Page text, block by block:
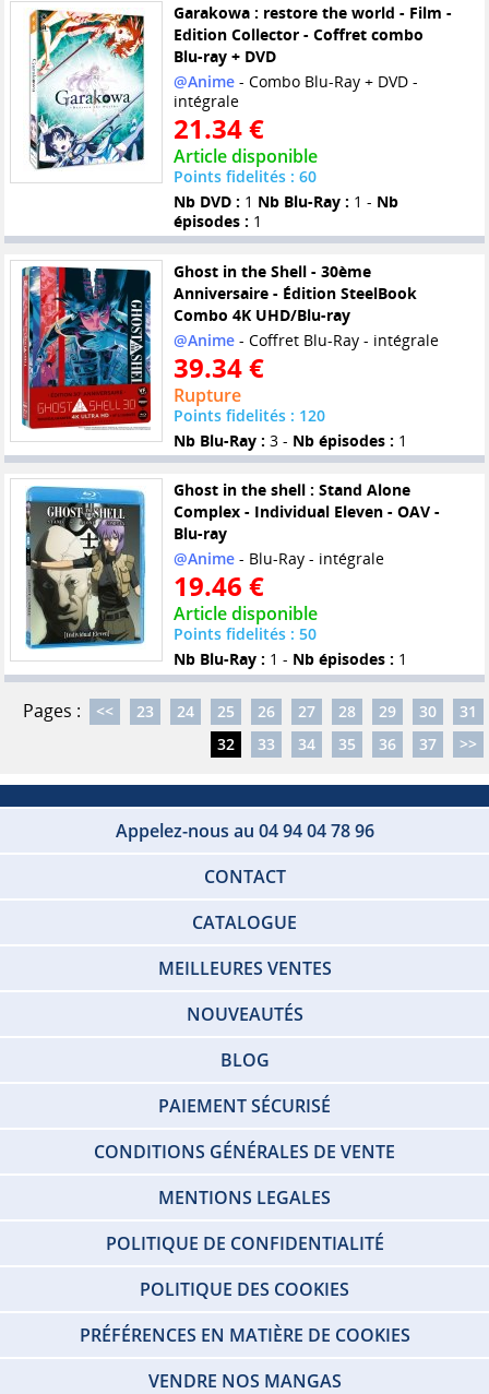
Garakowa : restore the world - Film -
Edition Collector - Coffret combo
Blu-ray + DVD
@Anime- Combo Blu-Ray + DVD -
intégrale
21.34 €
Article disponible
Points fidelités : 60
Nb DVD : 1 Nb Blu-Ray : 1 - Nb
épisodes : 1
Ghost in the Shell - 30ème
Anniversaire - Édition SteelBook
Combo 4K UHD/Blu-ray
@Anime- Coffret Blu-Ray - intégrale
39.34 €
Rupture
Points fidelités : 120
Nb Blu-Ray : 3 - Nb épisodes : 1
Ghost in the shell : Stand Alone
Complex - Individual Eleven - OAV -
Blu-ray
@Anime- Blu-Ray - intégrale
19.46 €
Article disponible
Points fidelités : 50
Nb Blu-Ray : 1 - Nb épisodes : 1
Pages : << 23 24 25 26 27 28 29 30
31
32
33 34 35 36 37 >>
Appelez-nous au 04 94 04 78 96
CONTACT
CATALOGUE
MEILLEURES VENTES
NOUVEAUTÉS
BLOG
PAIEMENT SÉCURISÉ
CONDITIONS GÉNÉRALES DE VENTE
MENTIONS LEGALES
POLITIQUE DE CONFIDENTIALITÉ
POLITIQUE DES COOKIES
PRÉFÉRENCES EN MATIÈRE DE COOKIES
VENDRE NOS MANGAS